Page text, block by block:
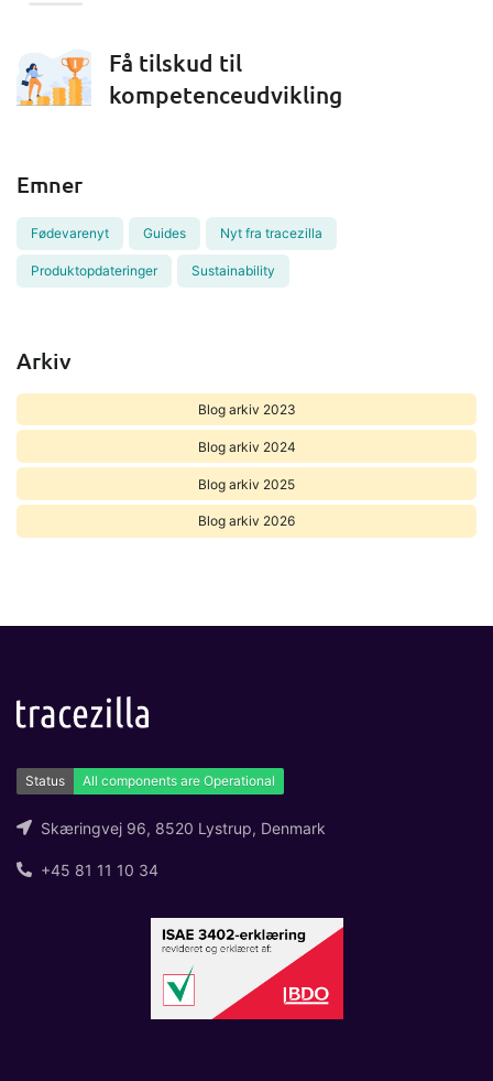
Få tilskud til
kompetenceudvikling
Emner
Fødevarenyt Guides Nyt fra tracezilla
Produktopdateringer Sustainability
Arkiv
Blog arkiv 2023
Blog arkiv 2024
Blog arkiv 2025
Blog arkiv 2026
Skæringvej 96, 8520 Lystrup, Denmark
+45 81 11 10 34